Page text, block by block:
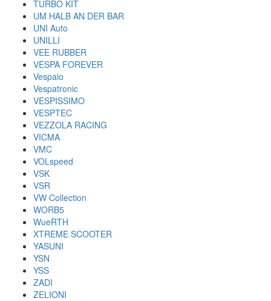
TURBO KIT
UM HALB AN DER BAR
UNI Auto
UNILLI
VEE RUBBER
VESPA FOREVER
Vespaio
Vespatronic
VESPISSIMO
VESPTEC
VEZZOLA RACING
VICMA
VMC
VOLspeed
VSK
VSR
VW Collection
WORB5
WueRTH
XTREME SCOOTER
YASUNI
YSN
YSS
ZADI
ZELIONI